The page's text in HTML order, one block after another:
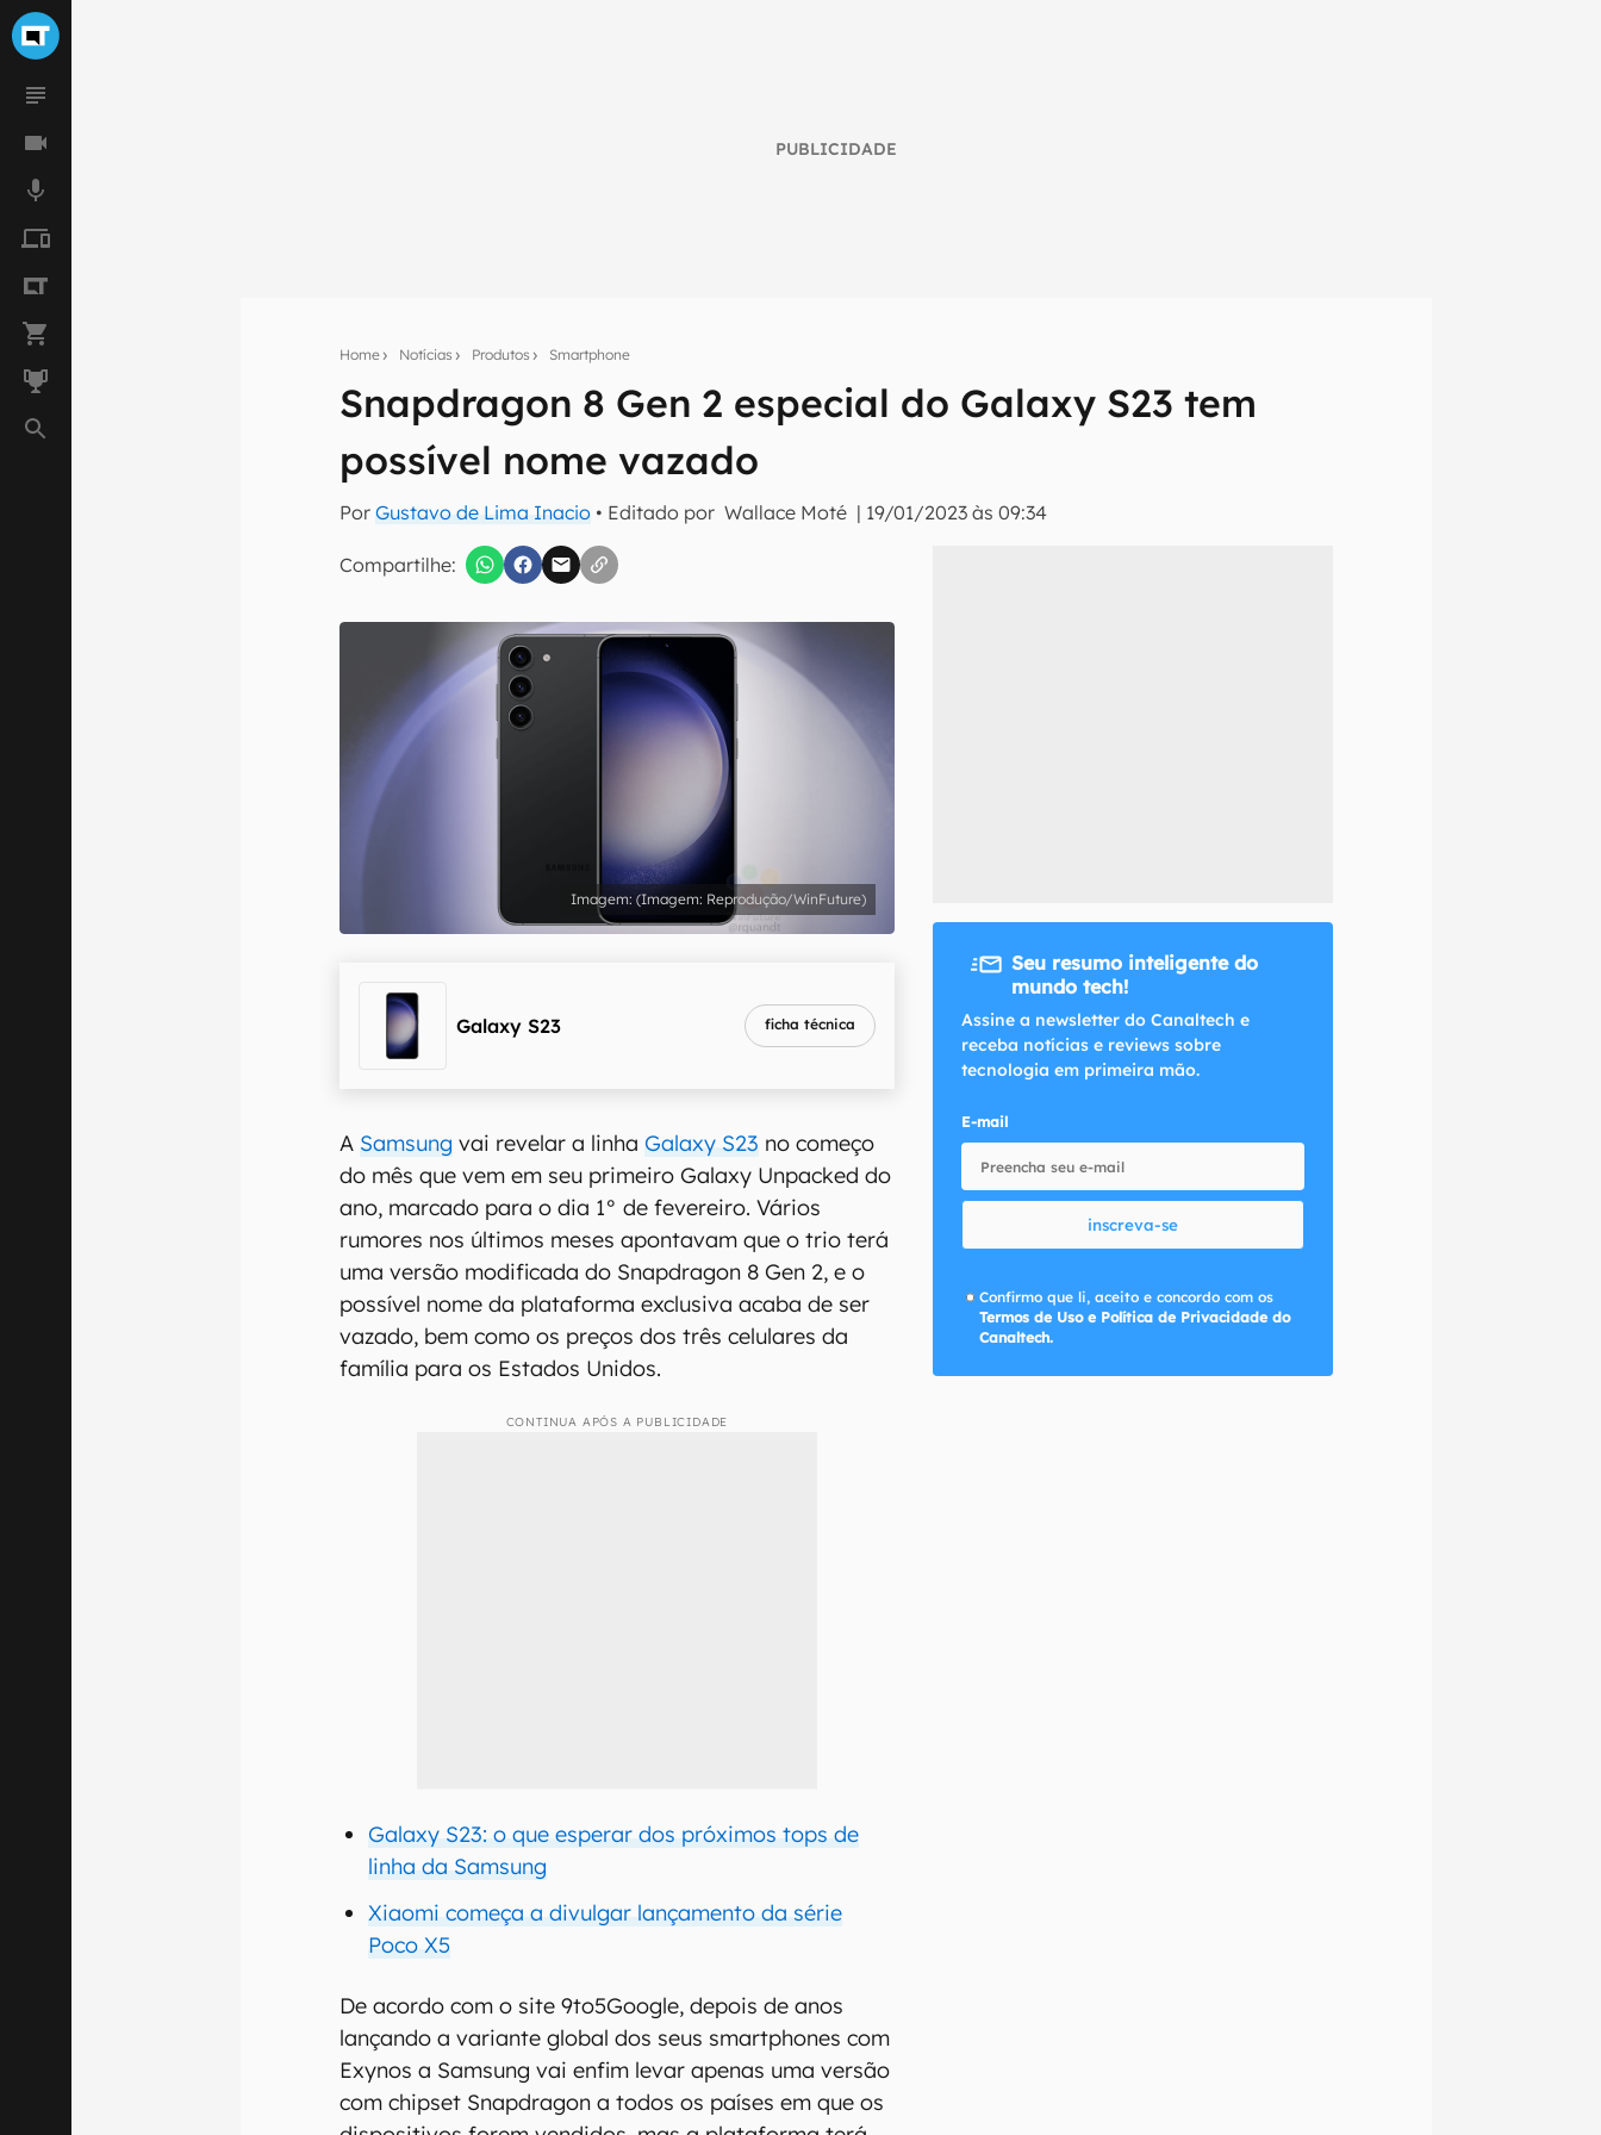
PUBLICIDADE
Home Notícias Produtos Smartphone
Snapdragon 8 Gen 2 especial do Galaxy S23 tem
possível nome vazado
PorGustavo de Lima Inacio • Editado por Wallace Moté | 19/01/2023 às 09:34
Compartilhe:
Seu resumo inteligente do mundo tech!
Assine a newsletter do Canaltech e receba notícias e reviews sobre tecnologia em primeira
inscreva-se
Confirmo que li, aceito e concordo com os Termos de Uso e Política de Privacidade do Canaltech.
(Imagem: Reprodução/WinFuture)
Galaxy S23 ficha técnica
A Samsung vai revelar a linhaGalaxy S23 no começo
do mês que vem em seu primeiro Galaxy Unpacked do
ano, marcado para o dia 1° de fevereiro. Vários
rumores nos últimos meses apontavam que o trio terá
uma versão modificada do Snapdragon 8 Gen 2, e o
possível nome da plataforma exclusiva acaba de ser
vazado, bem como os preços dos três celulares da
família para os Estados Unidos.
CONTINUA APÓS A PUBLICIDADE
Galaxy S23: o que esperar dos próximos tops de
linha da Samsung
Xiaomi começa a divulgar lançamento da série
Poco X5
De acordo com o site 9to5Google, depois de anos
lançando a variante global dos seus smartphones com
Exynos a Samsung vai enfim levar apenas uma versão
com chipset Snapdragon a todos os países em que os
Seu resumo inteligente do
mundo tech!
Assine a newsletter do Canaltech e
receba notícias e reviews sobre
tecnologia em primeira mão.
E-mail
inscreva-se
Confirmo que li, aceito e concordo com os
Termos de Uso e Política de Privacidade do
Canaltech.